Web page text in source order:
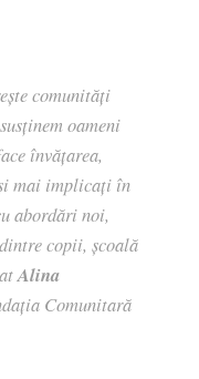
comunități
oameni
învățarea,
mai implicați în
abordări noi,
copii, școală
Alina
Comunitară